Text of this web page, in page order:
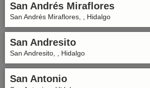
San Andrés Miraflores
San Andrés Miraflores, , Hidalgo
San Andresito
San Andresito, , Hidalgo
San Antonio